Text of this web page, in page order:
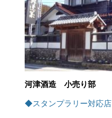
河津酒造 小売り部
◆スタンプラリー対応店